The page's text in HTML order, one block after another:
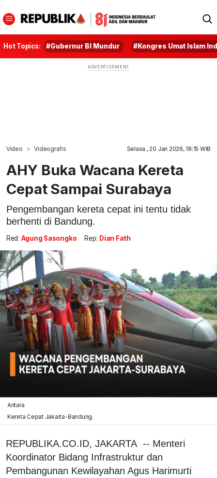
Hot Topics: #Gubernur BI Mundur #Kongres Umat Islam
Video Videografis Selasa , 20 Jan 2026, 18:15 WIB
AHY Buka Wacana Kereta
Cepat Sampai Surabaya
Pengembangan kereta cepat ini tentu tidak
berhenti di Bandung.
Red: Agung Sasongko Rep: Dian Fath
Antara
Kereta Cepat Jakarta-Bandung.
REPUBLIKA.CO.ID, JAKARTA -- Menteri
Koordinator Bidang Infrastruktur dan
Pembangunan Kewilayahan Agus Harimurti